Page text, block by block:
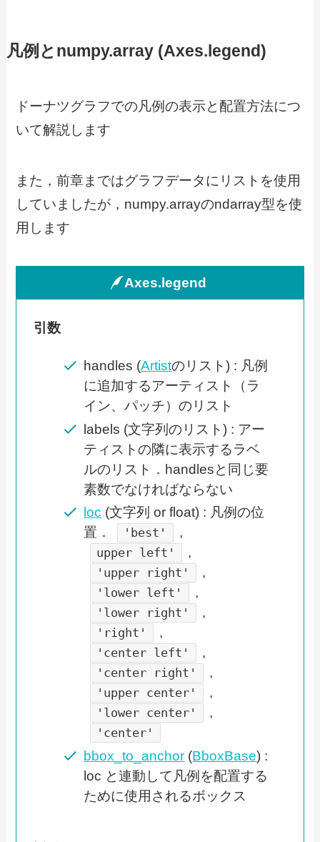
凡例とnumpy.array (Axes.legend)
ドーナツグラフでの凡例の表示と配置方法につ
いて解説します
また，前章まではグラフデータにリストを使用
していましたが，numpy.arrayのndarray型を使
用します
Axes.legend
引数
handles (Artistのリスト) : 凡例
に追加するアーティスト（ラ
イン、パッチ）のリスト
labels (文字列のリスト) : アー
ティストの隣に表示するラベ
ルのリスト．handlesと同じ要
素数でなければならない
loc (文字列 or float) : 凡例の位
置．
'best' ,
upper left' ,
'upper right' ,
'lower left' ,
'lower right' ,
'right' ,
'center left' ,
'center right' ,
'upper center' ,
'lower center' ,
'center'
bbox_to_anchor (BboxBase) :
loc と連動して凡例を配置する
ために使用されるボックス